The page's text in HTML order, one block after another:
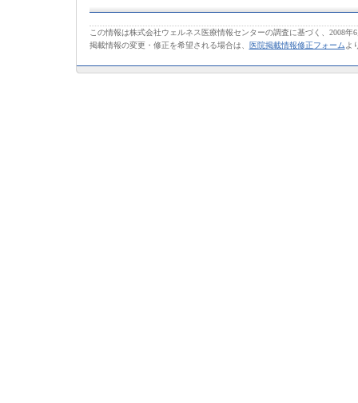
この情報は株式会社ウェルネス医療情報センターの調査に基づく、2008年
掲載情報の変更・修正を希望される場合は、
医院掲載情報修正フォーム よ